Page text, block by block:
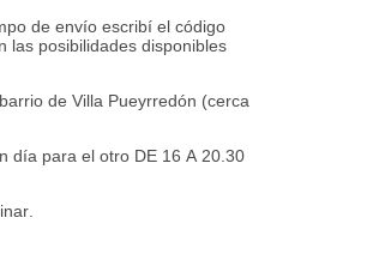
de envío escribí el código
las posibilidades disponibles
de Villa Pueyrredón (cerca
día para el otro DE 16 A 20.30